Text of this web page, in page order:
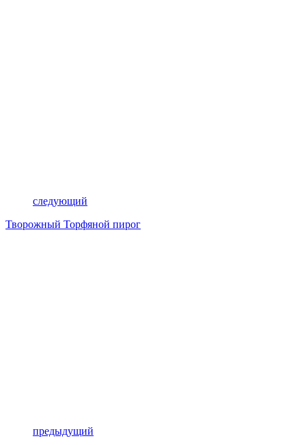
следующий
Творожный Торфяной пирог
предыдущий